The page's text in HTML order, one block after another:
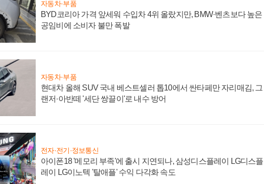
자동차·부품
BYD코리아 가격 앞세워 수입차 4위 올랐지만, BMW·벤츠보다 높은
공임비에 소비자 불만 폭발
자동차·부품
현대차 올해 SUV 국내 베스트셀러 톱10에서 싼타페만 자리매김, 그
랜저·아반떼 '세단 쌍끌이'로 내수 방어
전자·전기·정보통신
아이폰18 '메모리 부족'에 출시 지연되나, 삼성디스플레이 LG디스플
레이 LG이노텍 '탈애플' 수익 다각화 속도